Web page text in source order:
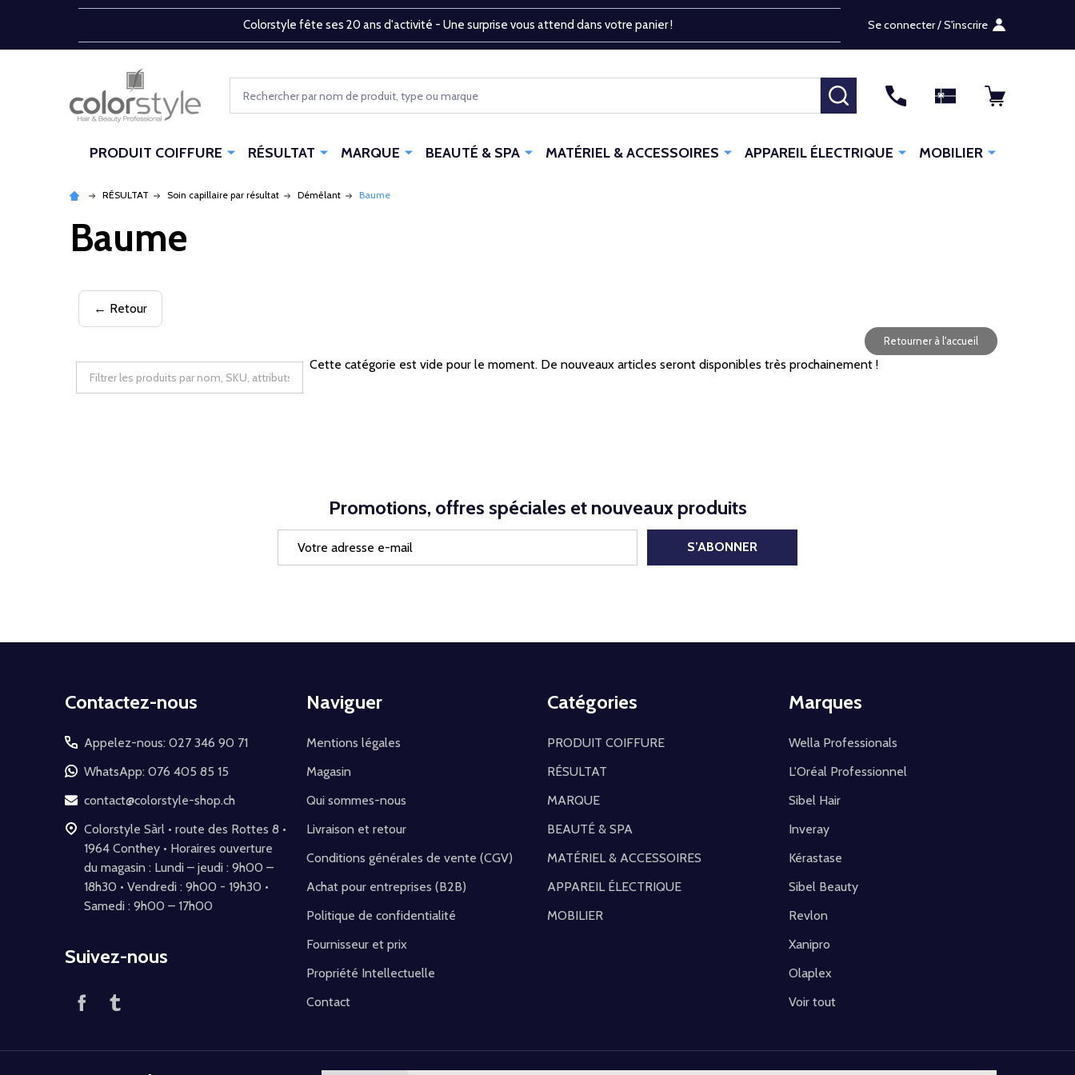
Colorstyle fête ses 20 ans d'activité - Une surprise vous attend dans votre panier ! Se connecter / S'inscrire
RECHERCHER
PRODUIT COIFFURE RÉSULTAT MARQUE BEAUTÉ & SPA MATÉRIEL & ACCESSOIRES APPAREIL ÉLECTRIQUE MOBILIER
RÉSULTAT Soin capillaire par résultat Démêlant Baume
Baume
← Retour
Retourner à l'accueil
Cette catégorie est vide pour le moment. De nouveaux articles seront disponibles très prochainement !
Promotions, offres spéciales et nouveaux produits
S’ABONNER
Contactez-nous
Appelez-nous: 027 346 90 71
WhatsApp: 076 405 85 15
contact@colorstyle-shop.ch
Colorstyle Sàrl • route des Rottes 8 •
1964 Conthey • Horaires ouverture
du magasin : Lundi – jeudi : 9h00 –
18h30 • Vendredi : 9h00 - 19h30 •
Samedi : 9h00 – 17h00
Suivez-nous
Naviguer
Mentions légales
Magasin
Qui sommes-nous
Livraison et retour
Conditions générales de vente (CGV)
Achat pour entreprises (B2B)
Politique de confidentialité
Fournisseur et prix
Propriété Intellectuelle
Contact
Catégories
PRODUIT COIFFURE
RÉSULTAT
MARQUE
BEAUTÉ & SPA
MATÉRIEL & ACCESSOIRES
APPAREIL ÉLECTRIQUE
MOBILIER
Marques
Wella Professionals
L'Oréal Professionnel
Sibel Hair
Inveray
Kérastase
Sibel Beauty
Revlon
Xanipro
Olaplex
Voir tout